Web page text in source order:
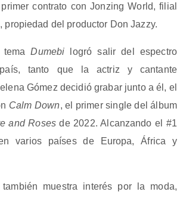
contrato con Jonzing World, filial
propiedad del productor Don Jazzy.
temaDumebi logró salir del espectro
tanto que la actriz y cantante
Gómez decidió grabar junto a él, el
Calm Down, el primer single del álbum
and Rosesde 2022. Alcanzando el #1
varios países de Europa, África y
muestra interés por la moda,